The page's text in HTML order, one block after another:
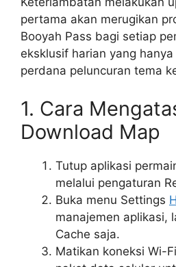
pertama akan merugikan
Booyah Pass bagi setiap
eksklusif harian yang
perdana peluncuran tema
1. Cara
Download Map
Tutup aplikasi
melalui pengaturan
Buka menu Settings
manajemen aplikasi,
Cache saja.
Matikan koneksi Wi-